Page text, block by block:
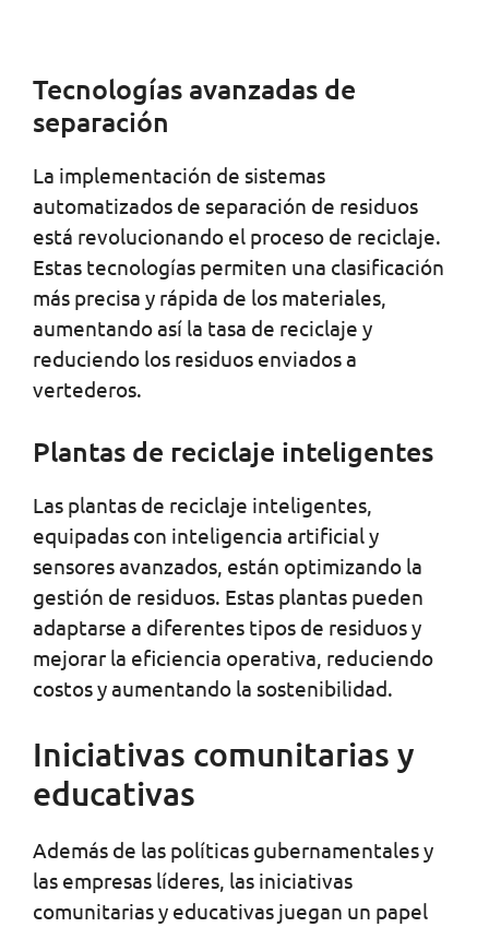
Tecnologías avanzadas de
separación
La implementación de sistemas
automatizados de separación de residuos
está revolucionando el proceso de reciclaje.
Estas tecnologías permiten una clasificación
más precisa y rápida de los materiales,
aumentando así la tasa de reciclaje y
reduciendo los residuos enviados a
vertederos.
Plantas de reciclaje inteligentes
Las plantas de reciclaje inteligentes,
equipadas con inteligencia artificial y
sensores avanzados, están optimizando la
gestión de residuos. Estas plantas pueden
adaptarse a diferentes tipos de residuos y
mejorar la eficiencia operativa, reduciendo
costos y aumentando la sostenibilidad.
Iniciativas comunitarias y
educativas
Además de las políticas gubernamentales y
las empresas líderes, las iniciativas
comunitarias y educativas juegan un papel